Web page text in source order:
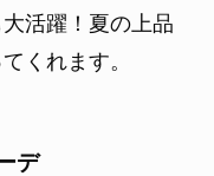
活躍！夏の上品
くれます。
デ